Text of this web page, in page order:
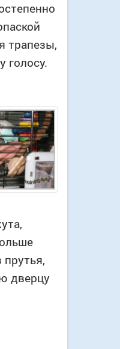
трапезы,
голосу.
прутья,
дверцу